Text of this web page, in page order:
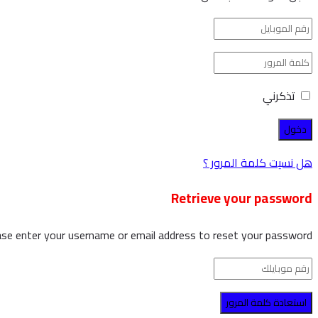
تذكرني
هل نسيت كلمة المرور ؟
Retrieve your password
enter your username or email address to reset your password.